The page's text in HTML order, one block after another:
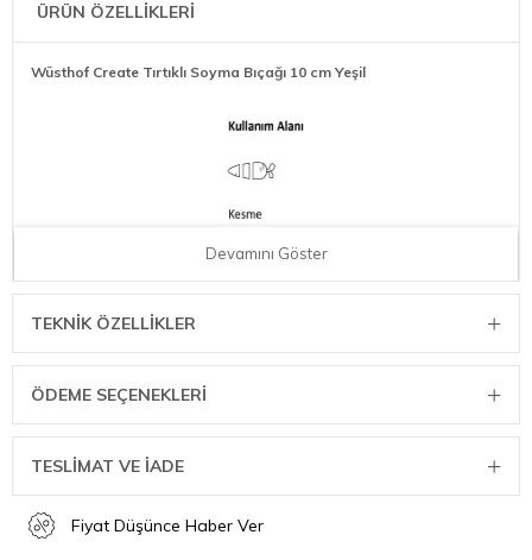
ÜRÜN ÖZELLİKLERİ
Wüsthof Create Tırtıklı Soyma Bıçağı 10 cm Yeşil
domates, sebze ve meyveleri kesmek için Evrensel Bıçak, kuru
sosis, sandviç ekmeği ve peynirlerle çalışırken de gücünü
Devamını Göster
TEKNIK ÖZELLIKLER
ÖDEME SEÇENEKLERI
TESLİMAT VE İADE
Fiyat Düşünce Haber Ver